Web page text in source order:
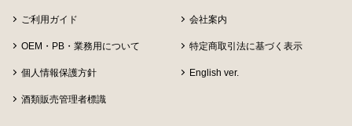
ご利用ガイド 会社案内
OEM・PB・業務用について 特定商取引法に基づく表示
個人情報保護方針 English ver.
酒類販売管理者標識